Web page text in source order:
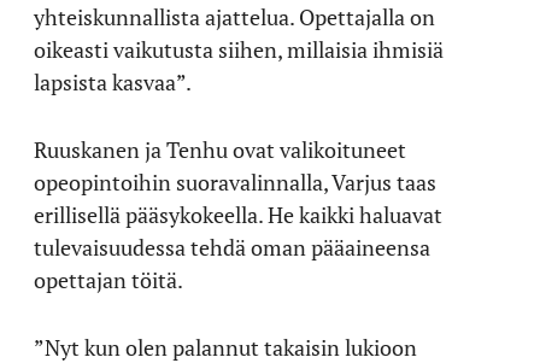
yhteiskunnallista ajattelua. Opettajalla on
oikeasti vaikutusta siihen, millaisia ihmisiä
lapsista kasvaa”.
Ruuskanen ja Tenhu ovat valikoituneet
opeopintoihin suoravalinnalla, Varjus taas
erillisellä pääsykokeella. He kaikki haluavat
tulevaisuudessa tehdä oman pääaineensa
opettajan töitä.
”Nyt kun olen palannut takaisin lukioon